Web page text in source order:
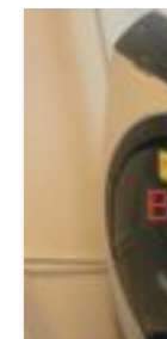
ます。 ワイヤー
ますが、劣化や
外れてしまうこ
モーターや基板
具体
BD-SX110F ド
ッキンワイヤー
固定する金属製
に押さえ、水漏
れやすくなる 特
れが起こりやす
保てなくなり、
す。 ワイヤーが
ッキンは時間と
ワイヤーがしっ